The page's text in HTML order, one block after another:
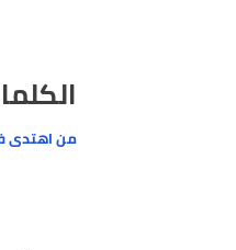
وأنت تسعى